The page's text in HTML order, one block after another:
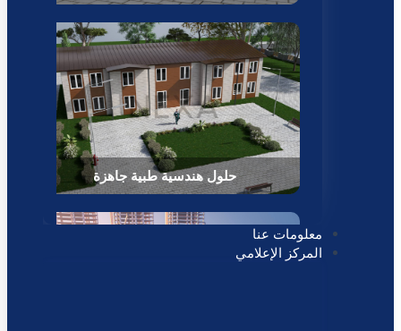
حلول هندسية طبية جاهزة
معلومات عنا
المركز الإعلامي